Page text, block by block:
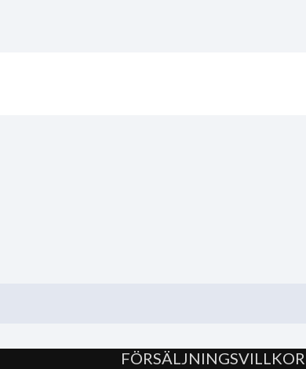
FÖRSÄLJNINGSVILLKOR